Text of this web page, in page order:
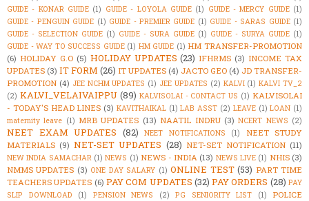
GUIDE - KONAR GUIDE (1) GUIDE - LOYOLA GUIDE (1) GUIDE - MERCY GUIDE (1)
GUIDE - PENGUIN GUIDE (1) GUIDE - PREMIER GUIDE (1) GUIDE - SARAS GUIDE (1)
GUIDE - SELECTION GUIDE (1) GUIDE - SURA GUIDE (1) GUIDE - SURYA GUIDE (1)
GUIDE - WAY TO SUCCESS GUIDE (1) HM GUIDE (1) HM TRANSFER-PROMOTION
(6) HOLIDAY G.O (5) HOLIDAY UPDATES (23) IFHRMS (3) INCOME TAX
UPDATES (3) IT FORM (26) IT UPDATES (4) JACTO GEO (4) JD TRANSFER-
PROMOTION (4) JEE NCHM UPDATES (1) JEE UPDATES (2) KALVI (1) KALVI TV_2
(2) KALVI_VELAIVAIPPU (89) KALVISOLAI - CONTACT US (1) KALVISOLAI
- TODAY'S HEAD LINES (3) KAVITHAIKAL (1) LAB ASST (2) LEAVE (1) LOAN (1)
maternity leave (1) MRB UPDATES (13) NAATIL INDRU (3) NCERT NEWS (2)
NEET EXAM UPDATES (82) NEET NOTIFICATIONS (1)
NEET STUDY
MATERIALS (9) NET-SET UPDATES (28) NET-SET NOTIFICATION (11)
NEW INDIA SAMACHAR (1) NEWS (1) NEWS - INDIA (13) NEWS LIVE (1) NHIS (3)
NMMS UPDATES (3) ONE DAY SALARY (1) ONLINE TEST (53) PART TIME
TEACHERS UPDATES (6) PAY COM UPDATES (32) PAY ORDERS (28) PAY
SLIP DOWNLOAD
(1) PENSION NEWS (2) PG SENIORITY LIST (1)
POLICE